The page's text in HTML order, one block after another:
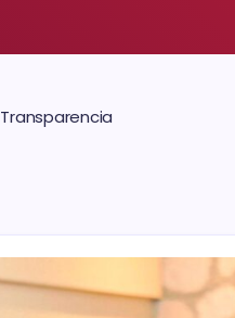
Transparencia